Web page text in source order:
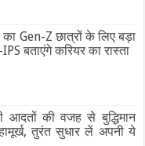
Gen-Z छात्रों के लिए बड़ा
बताएंगे करियर का रास्ता
की वजह से बुद्धिमान
तुरंत सुधार लें अपनी ये